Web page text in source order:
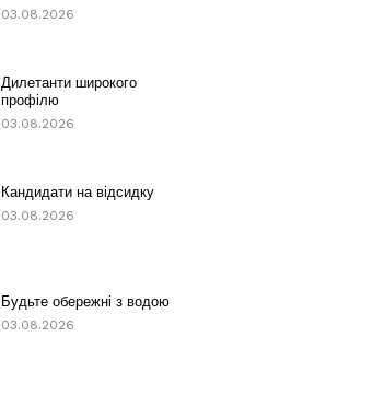
03.08.2026
Дилетанти широкого
профілю
03.08.2026
Кандидати на відсидку
03.08.2026
Будьте обережні з водою
03.08.2026